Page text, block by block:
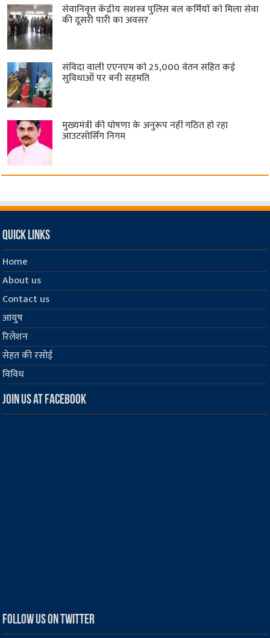
सेवानिवृत्त केंद्रीय सशस्त्र पुलिस बल ​कर्मियों को मिला सेवा
की दूसरी पारी का अवसर
संविदा वाली एएनएम को 25,000 वेतन सहित कई
सुविधाओं पर बनी सहमति
मुख्यमंत्री की घोषणा के अनुरूप नहीं गठित हो रहा
आउटसोर्सिंग निगम
Quick Links
Home
About us
Contact us
आयुष
रिलेशन
सेहत की रसोई
विविध
Join us at Facebook
Follow us on Twitter